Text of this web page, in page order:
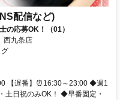
配信など)
の応募OK！（01）
九条店
【遅番】⏰16:30～23:00 ◆週1
土日祝のみOK！ ◆早番固定・